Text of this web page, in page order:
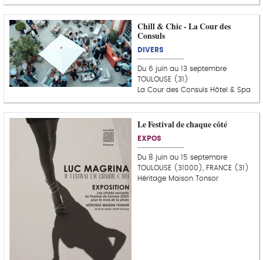
Chill & Chic - La Cour des
Consuls
DIVERS
Du 6 juin au 13 septembre
TOULOUSE (31)
La Cour des Consuls Hôtel & Spa
Le Festival de chaque côté
EXPOS
Du 8 juin au 15 septembre
TOULOUSE (31000), FRANCE (31)
Héritage Maison Tonsor